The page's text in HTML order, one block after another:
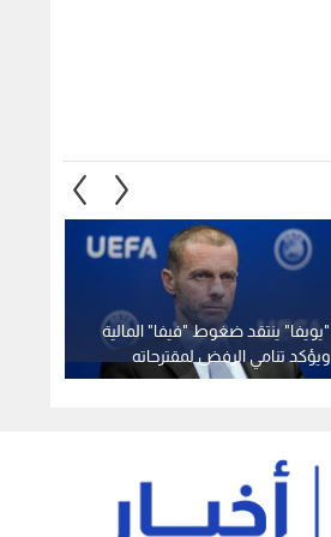
"يويفا" ينتقد ضغوط "فيفا" المالية
ويؤكد تنامي الرفض لمقترحاته